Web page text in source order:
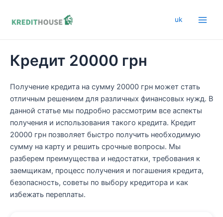
uk
Кредит 20000 грн
Получение кредита на сумму 20000 грн может стать
отличным решением для различных финансовых нужд. В
данной статье мы подробно рассмотрим все аспекты
получения и использования такого кредита. Кредит
20000 грн позволяет быстро получить необходимую
сумму на карту и решить срочные вопросы. Мы
разберем преимущества и недостатки, требования к
заемщикам, процесс получения и погашения кредита,
безопасность, советы по выбору кредитора и как
избежать переплаты.